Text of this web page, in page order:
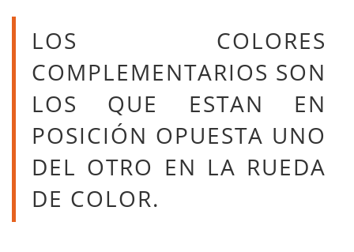
LOS COLORES
COMPLEMENTARIOS SON
LOS QUE ESTAN EN
POSICIÓN OPUESTA UNO
DEL OTRO EN LA RUEDA
DE COLOR.